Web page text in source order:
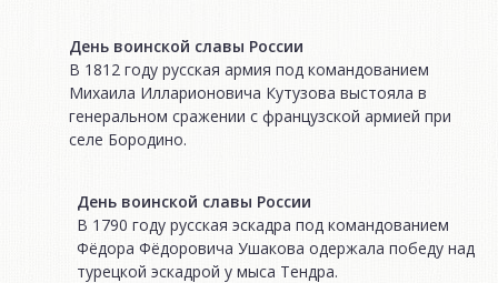
День воинской славы России
В 1812 году русская армия под командованием
Михаила Илларионовича Кутузова выстояла в
генеральном сражении с французской армией при
селе Бородино.
День воинской славы России
В 1790 году русская эскадра под командованием
Фёдора Фёдоровича Ушакова одержала победу над
турецкой эскадрой у мыса Тендра.